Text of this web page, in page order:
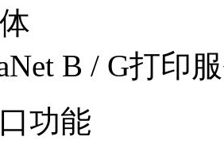
B / G打印
功能